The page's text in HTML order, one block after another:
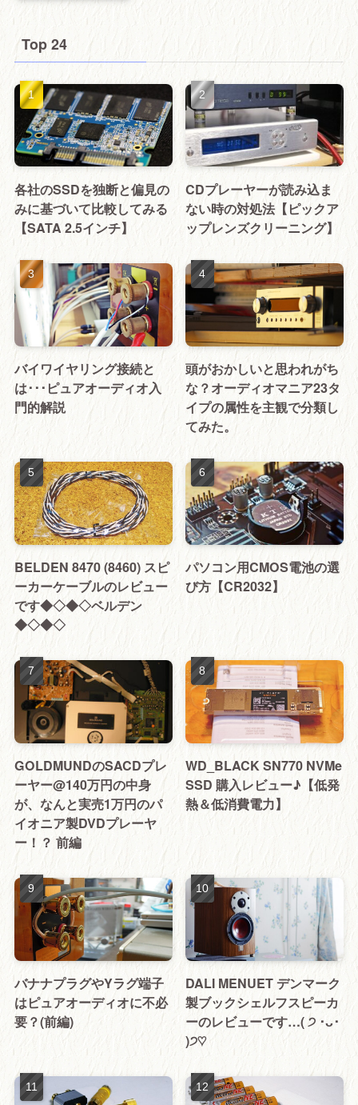
Top 24
各社のSSDを独断と偏見の
みに基づいて比較してみる
【SATA 2.5インチ】
CDプレーヤーが読み込ま
ない時の対処法【ピックア
ップレンズクリーニング】
バイワイヤリング接続と
は･･･ピュアオーディオ入
門的解説
頭がおかしいと思われがち
な？オーディオマニア23タ
イプの属性を主観で分類し
てみた。
BELDEN 8470 (8460) スピ
ーカーケーブルのレビュー
です◆◇◆◇ベルデン
◆◇◆◇
パソコン用CMOS電池の選
び方【CR2032】
GOLDMUNDのSACDプレ
ーヤー@140万円の中身
が、なんと実売1万円のパ
イオニア製DVDプレーヤ
ー！？ 前編
WD_BLACK SN770 NVMe
SSD 購入レビュー♪【低発
熱＆低消費電力】
バナナプラグやYラグ端子
はピュアオーディオに不必
要？(前編)
DALI MENUET デンマーク
製ブックシェルフスピーカ
ーのレビューです…( ੭ ･ᴗ･
)੭♡